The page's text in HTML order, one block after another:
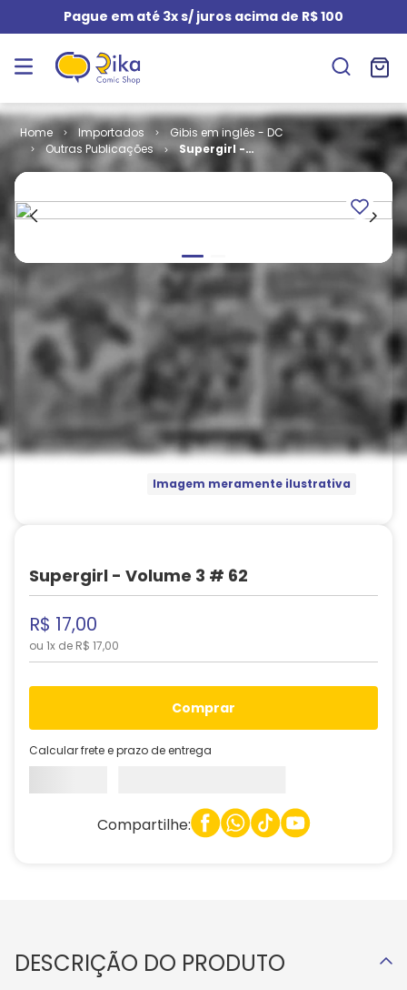
Pague em até 3x s/ juros acima de R$ 100
Importados
Gibis em inglês - DC
Outras Publicações
Supergirl -
Volume 3 # 62
Imagem meramente ilustrativa
Supergirl - Volume 3 # 62
R$ 17,00
ou 1x de R$ 17,00
comprar
Calcular frete e prazo de entrega
Compartilhe:
DESCRIÇÃO DO PRODUTO